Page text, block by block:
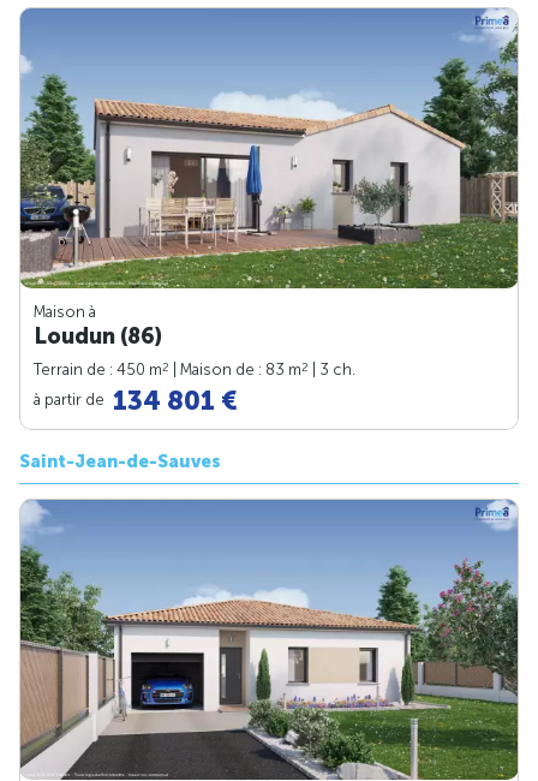
Maison à
Loudun (86)
Terrain de : 450 m2 | Maison de : 83 m2
| 3 ch.
à partir de 134 801 €
Saint-Jean-de-Sauves